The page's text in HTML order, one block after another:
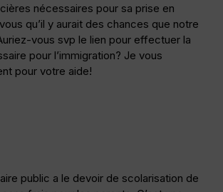
nécessaires pour sa prise en
qu’il y aurait des chances que notre
vous svp le lien pour effectuer la
pour l’immigration? Je vous
pour votre aide!
public a le devoir de scolarisation de